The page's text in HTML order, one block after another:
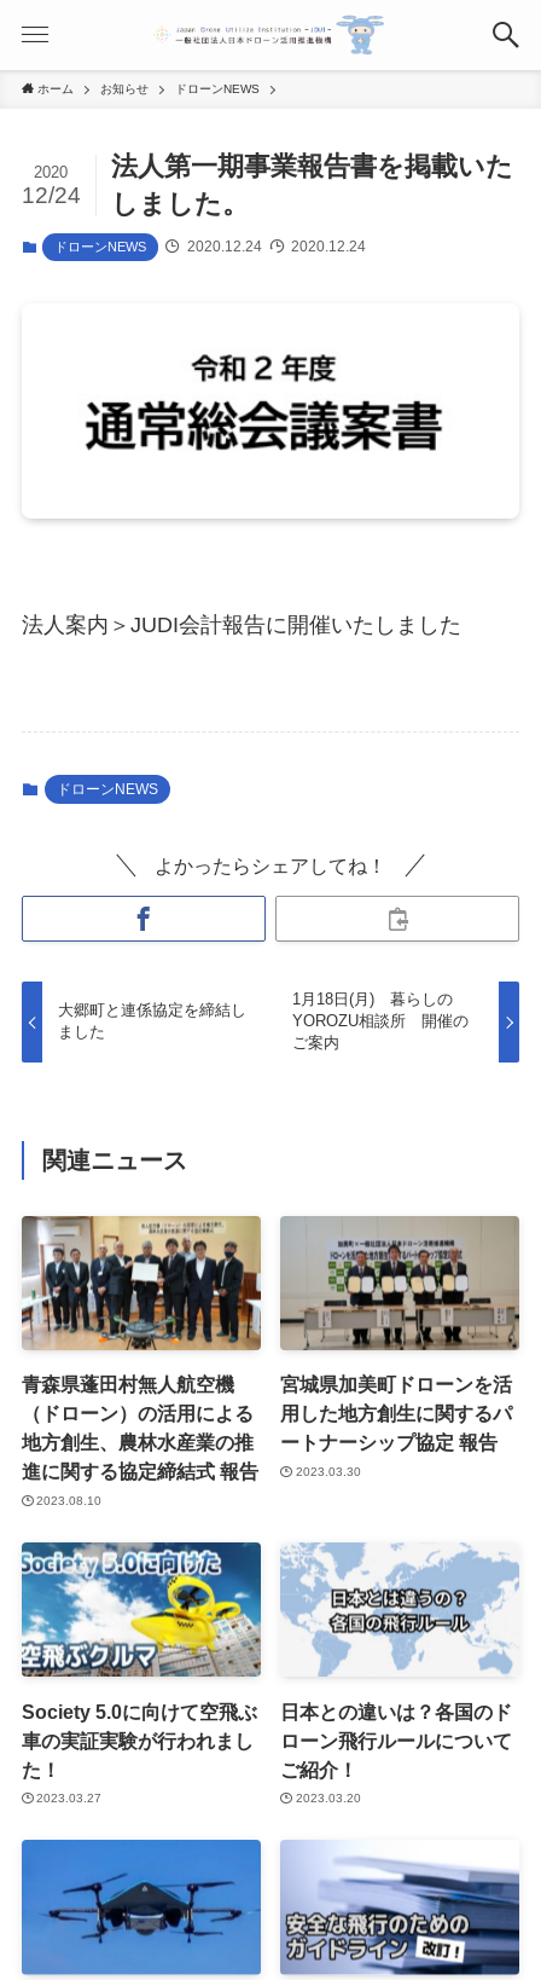
ホーム お知らせ ドローンNEWS
法人第一期事業報告書を掲載いた
しました。
2020
12/24
ドローンNEWS 2020.12.24 2020.12.24
法人案内＞JUDI会計報告に開催いたしました
ドローンNEWS
よかったらシェアしてね！
大郷町と連係協定を締結し
ました
1月18日(月) 暮らしの
YOROZU相談所 開催の
ご案内
関連ニュース
青森県蓬田村無人航空機
（ドローン）の活用による
地方創生、農林水産業の推
進に関する協定締結式 報告
2023.08.10
宮城県加美町ドローンを活
用した地方創生に関するパ
ートナーシップ協定 報告
2023.03.30
Society 5.0に向けて空飛ぶ
車の実証実験が行われまし
た！
2023.03.27
日本との違いは？各国のド
ローン飛行ルールについて
ご紹介！
2023.03.20